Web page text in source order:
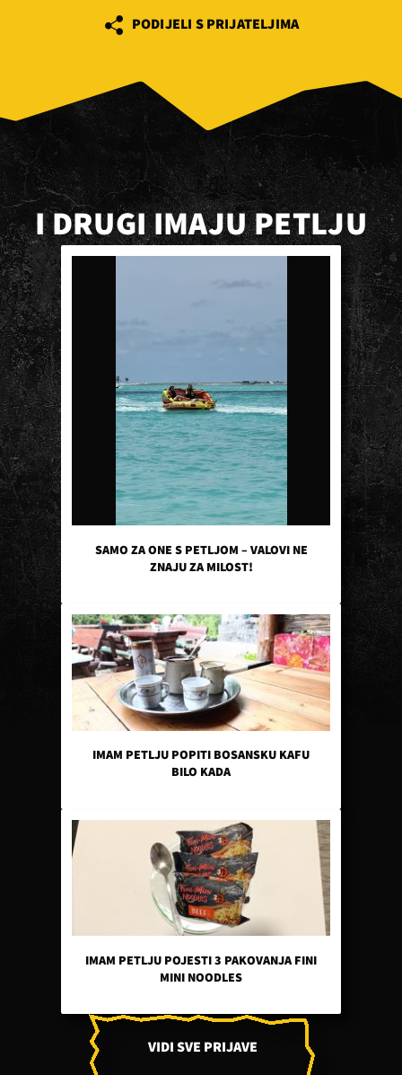
PODIJELI S PRIJATELJIMA
I DRUGI IMAJU PETLJU
SAMO ZA ONE S PETLJOM – VALOVI NE
ZNAJU ZA MILOST!
IMAM PETLJU POPITI BOSANSKU KAFU
BILO KADA
IMAM PETLJU POJESTI 3 PAKOVANJA FINI
MINI NOODLES
VIDI SVE PRIJAVE